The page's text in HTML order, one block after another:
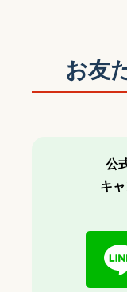
お友
公
キャンペ